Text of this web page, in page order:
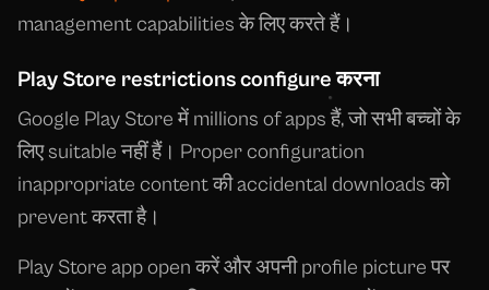
management capabilities के लिए करते हैं।
Play Store restrictions configure करना
Google Play Store में millions of apps हैं, जो सभी बच्चों के
लिए suitable नहीं हैं। Proper configuration
inappropriate content की accidental downloads को
prevent करता है।
Play Store app open करें और अपनी profile picture पर